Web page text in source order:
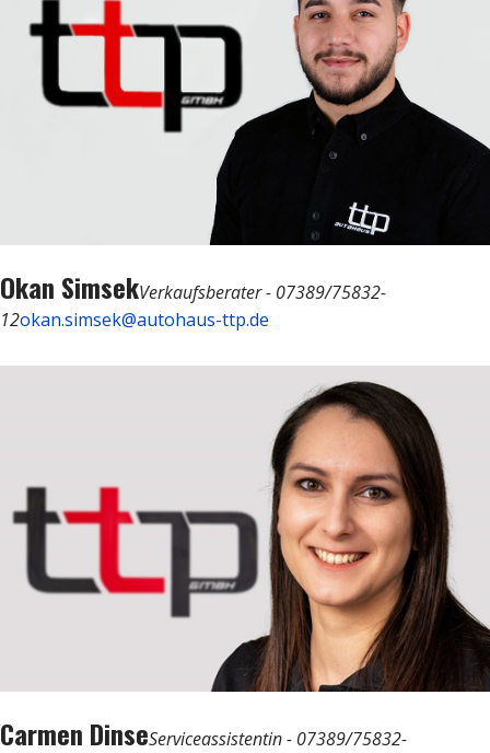
Okan SimsekVerkaufsberater - 07389/75832-
12okan.simsek@autohaus-ttp.de
Carmen DinseServiceassistentin - 07389/75832-